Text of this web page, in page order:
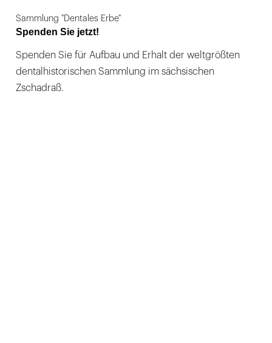
Sammlung "Dentales Erbe"
Spenden Sie jetzt!
Spenden Sie für Aufbau und Erhalt der weltgrößten
dentalhistorischen Sammlung im sächsischen
Zschadraß.